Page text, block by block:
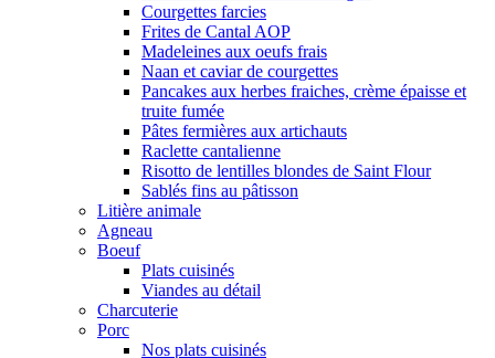
Courgettes farcies
Frites de Cantal AOP
Madeleines aux oeufs frais
Naan et caviar de courgettes
Pancakes aux herbes fraiches, crème épaisse et
truite fumée
Pâtes fermières aux artichauts
Raclette cantalienne
Risotto de lentilles blondes de Saint Flour
Sablés fins au pâtisson
Litière animale
Agneau
Boeuf
Plats cuisinés
Viandes au détail
Charcuterie
Porc
Nos plats cuisinés